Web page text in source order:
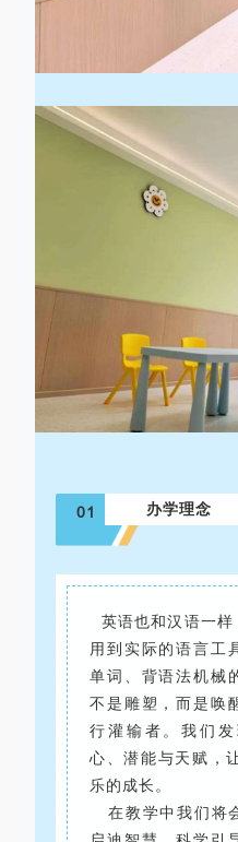
01 办学理念
英语也和汉语一样
用到实际的语言工
单词、背语法机械
不是雕塑，而是唤
行灌输者。我们
心、潜能与天赋，
乐的成长。
在教学中我们将